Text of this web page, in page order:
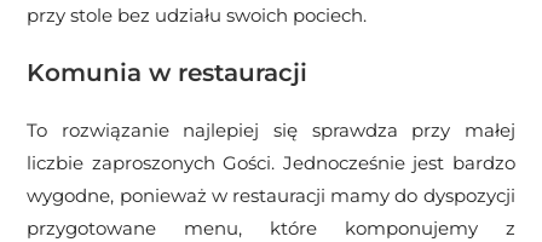
przy stole bez udziału swoich pociech.
Komunia w restauracji
To rozwiązanie najlepiej się sprawdza przy małej
liczbie zaproszonych Gości. Jednocześnie jest bardzo
wygodne, ponieważ w restauracji mamy do dyspozycji
przygotowane menu, które komponujemy z